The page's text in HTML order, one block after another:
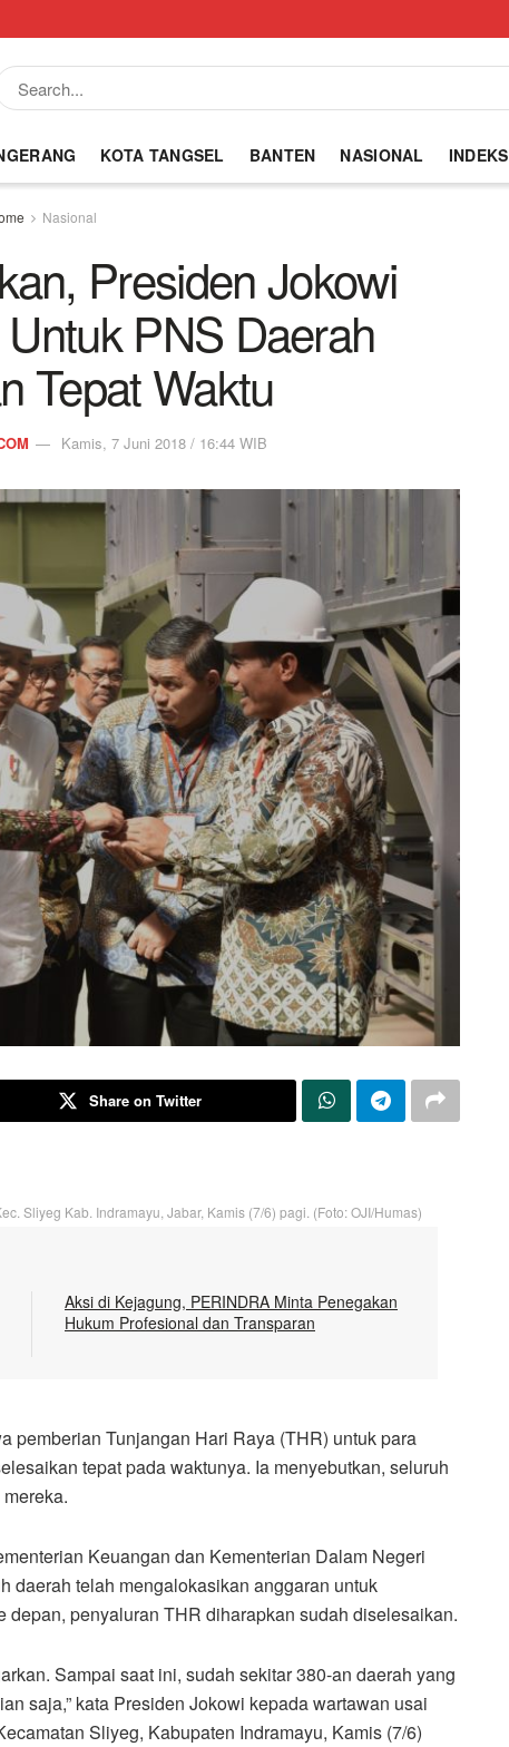
KOTA TANGSEL BANTEN NASIONAL INDEKS
Nasional
Presiden Jokowi
PNS Daerah
Tepat Waktu
Kamis, 7 Juni 2018 / 16:44 WIB
Share on Twitter
Sliyeg Kab. Indramayu, Jabar, Kamis (7/6) pagi. (Foto: OJI/Humas)
Aksi di Kejagung, PERINDRA Minta Penegakan
Hukum Profesional dan Transparan
pemberian Tunjangan Hari Raya (THR) untuk para
tepat pada waktunya. Ia menyebutkan, seluruh
Keuangan dan Kementerian Dalam Negeri
daerah telah mengalokasikan anggaran untuk
depan, penyaluran THR diharapkan sudah diselesaikan.
Sampai saat ini, sudah sekitar 380-an daerah yang
saja,” kata Presiden Jokowi kepada wartawan usai
Sliyeg, Kabupaten Indramayu, Kamis (7/6)